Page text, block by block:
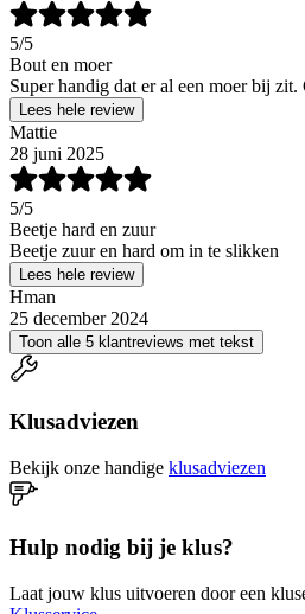
5/5
Bout en moer
Super handig dat er al een moer bij
Lees hele review
Mattie
28 juni 2025
5/5
Beetje hard en zuur
Beetje zuur en hard om in te slikken
Lees hele review
Hman
25 december 2024
Toon alle 5 klantreviews met tekst
Klusadviezen
Bekijk onze handige klusadviezen
Hulp nodig bij je klus?
Laat jouw klus uitvoeren door een